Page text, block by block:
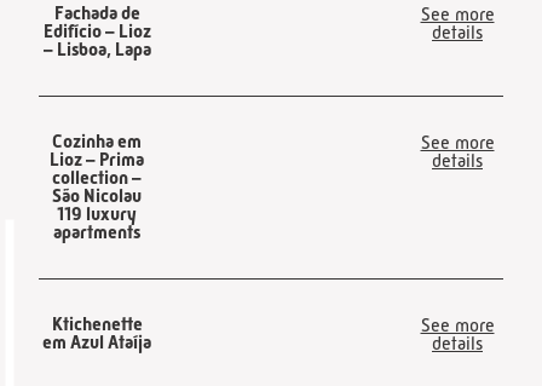
Fachada de
Edifício – Lioz
– Lisboa, Lapa
See more
details
Cozinha em
Lioz – Prima
collection –
São Nicolau
119 luxury
apartments
See more
details
Ktichenette
em Azul Ataíja
See more
details